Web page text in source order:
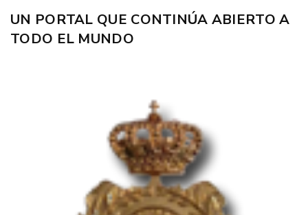
UN PORTAL QUE CONTINÚA ABIERTO A
TODO EL MUNDO